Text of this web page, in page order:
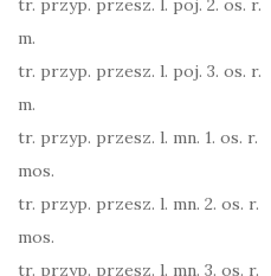
tr. przyp. przesz. l. poj. 2. os. r.
m.
tr. przyp. przesz. l. poj. 3. os. r.
m.
tr. przyp. przesz. l. mn. 1. os. r.
mos.
tr. przyp. przesz. l. mn. 2. os. r.
mos.
tr. przyp. przesz. l. mn. 3. os. r.